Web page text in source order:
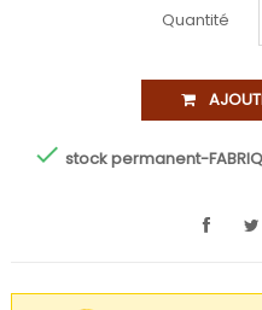
Quantité
 stock permanent-